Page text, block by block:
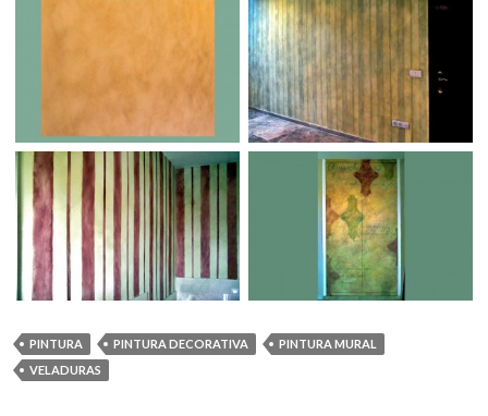
PINTURA PINTURA DECORATIVA
PINTURA MURAL
VELADURAS